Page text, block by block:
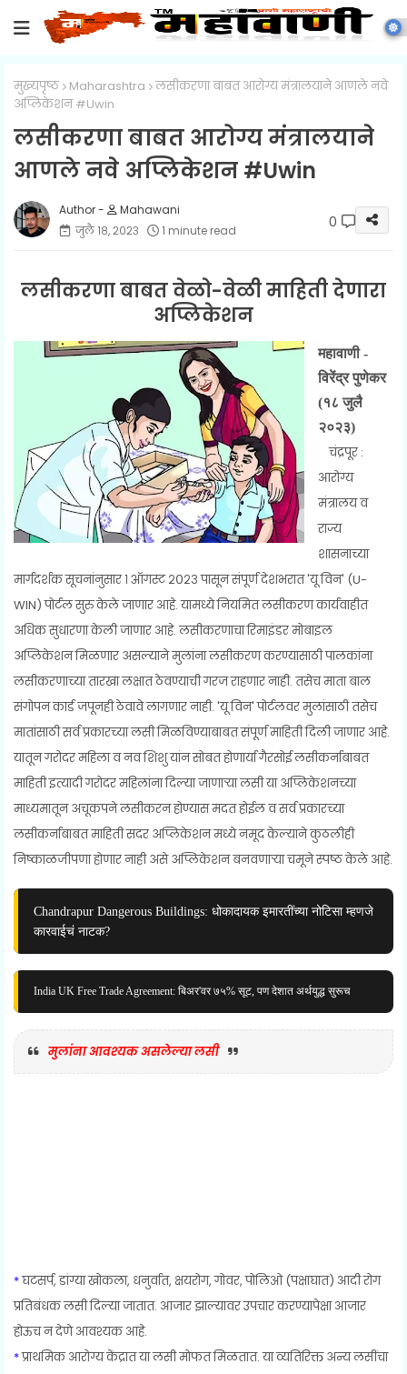
मुख्यपृष्ठ Maharashtra
लसीकरणा बाबत आरोग्य मंत्रालयाने आणले नवे
अप्लिकेशन #Uwin
लसीकरणा बाबत आरोग्य मंत्रालयाने
आणले नवे अप्लिकेशन #Uwin
Mahawani
जुलै १८, २०२३
1 minute read 0
लसीकरणा बाबत वेळो-वेळी माहिती देणारा
अप्लिकेशन
महावाणी -
विरेंद्र पुणेकर
(१८ जुलै
२०२३)
चंद्रपूर :
आरोग्य
मंत्रालय व
राज्य
शासनाच्या
मार्गदर्शक सूचनांनुसार १ ऑगस्ट २०२३ पासून संपूर्ण देशभरात 'यू विन' (U-
WIN) पोर्टल सुरु केले जाणार आहे. यामध्ये नियमित लसीकरण कार्यवाहीत
अधिक सुधारणा केली जाणार आहे. लसीकरणाचा रिमाइंडर मोबाइल
अप्लिकेशन मिळणार असल्याने मुलांना लसीकरण करण्यासाठी पालकांना
लसीकरणाच्या तारखा लक्षात ठेवण्याची गरज राहणार नाही. तसेच माता बाल
संगोपन कार्ड जपूनही ठेवावे लागणार नाही. 'यू विन' पोर्टलवर मुलांसाठी तसेच
मातांसाठी सर्व प्रकारच्या लसी मिळविण्याबाबत संपूर्ण माहिती दिली जाणार आहे.
यातून गरोदर महिला व नव शिशु यांन सोबत होणार्या गैरसोई लसीकर्नाबाबत
माहिती इत्यादी गरोदर महिलांना दिल्या जाणाऱ्या लसी या अप्लिकेशनच्या
माध्यमातून अचूकपने लसीकरन होण्यास मदत होईल व सर्व प्रकारच्या
लसीकर्नाबाबत माहिती सदर अप्लिकेशन मध्ये नमूद केल्याने कुठलीही
निष्काळजीपणा होणार नाही असे अप्लिकेशन बनवणाऱ्या चमूने स्पष्ठ केले आहे.
Chandrapur Dangerous Buildings: धोकादायक इमारतींच्या नोटिसा म्हणजे
कारवाईचं नाटक?
India UK Free Trade Agreement: बिअर'वर ७५% सूट, पण देशात अर्थयुद्ध सुरूच
मुलांना आवश्यक असलेल्या लसी
*घटसर्प, डांग्या खोकला, धनुर्वात, क्षयरोग, गोवर, पोलिओ (पक्षाघात) आदी रोग
प्रतिबंधक लसी दिल्या जातात. आजार झाल्यावर उपचार करण्यापेक्षा आजार
होऊच न देणे आवश्यक आहे.
*प्राथमिक आरोग्य केंद्रात या लसी मोफत मिळतात. या व्यतिरिक्त अन्य लसींचा